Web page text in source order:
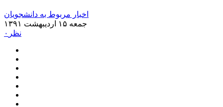
اخبار مربوط به دانشجویان
جمعه ۱۵ اردیبهشت ۱۳۹۱
۰نظر